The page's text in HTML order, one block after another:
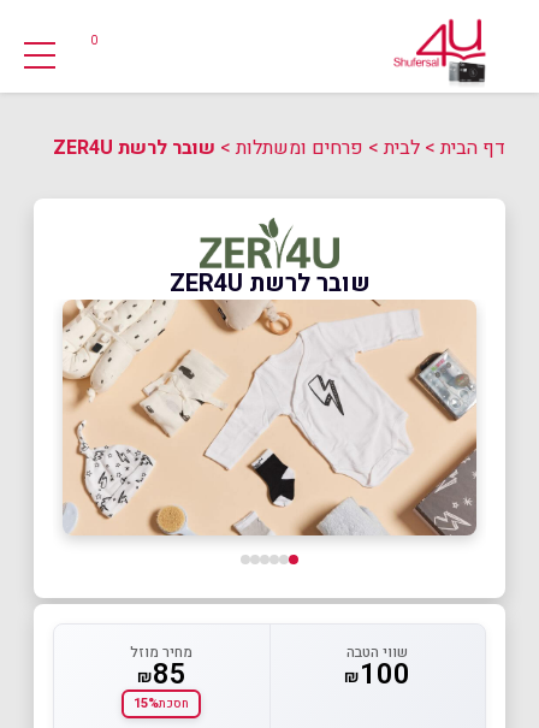
0
דף הבית> לבית> פרחים ומשתלות> שובר לרשת ZER4U
שובר לרשת ZER4U
שווי הטבה
₪100
מחיר מוזל
₪85
חסכת15%